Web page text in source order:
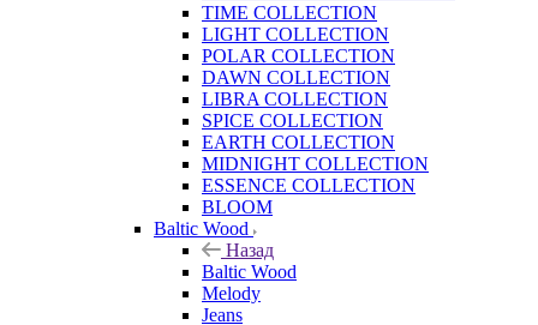
TIME COLLECTION
LIGHT COLLECTION
POLAR COLLECTION
DAWN COLLECTION
LIBRA COLLECTION
SPICE COLLECTION
EARTH COLLECTION
MIDNIGHT COLLECTION
ESSENCE COLLECTION
BLOOM
Baltic Wood
Назад
Baltic Wood
Melody
Jeans